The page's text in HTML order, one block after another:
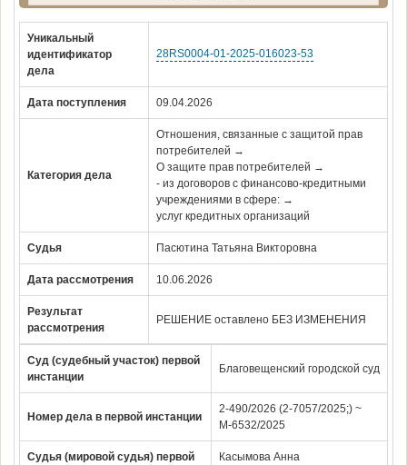
Уникальный
идентификатор
дела
28RS0004-01-2025-016023-53
Дата поступления 09.04.2026
Категория дела
Отношения, связанные с защитой прав
потребителей →
О защите прав потребителей →
- из договоров с финансово-кредитными
учреждениями в сфере: →
услуг кредитных организаций
Судья Пасютина Татьяна Викторовна
Дата рассмотрения 10.06.2026
Результат
рассмотрения
РЕШЕНИЕ оставлено БЕЗ ИЗМЕНЕНИЯ
Суд (судебный участок) первой
инстанции
Благовещенский городской суд
Номер дела в первой инстанции
2-490/2026 (2-7057/2025;) ~
М-6532/2025
Судья (мировой судья) первой
Касымова Анна